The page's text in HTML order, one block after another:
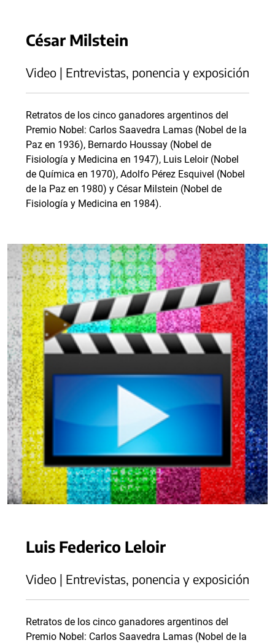
César Milstein
Video | Entrevistas, ponencia y exposición
Retratos de los cinco ganadores argentinos del
Premio Nobel: Carlos Saavedra Lamas (Nobel de la
Paz en 1936), Bernardo Houssay (Nobel de
Fisiología y Medicina en 1947), Luis Leloir (Nobel
de Química en 1970), Adolfo Pérez Esquivel (Nobel
de la Paz en 1980) y César Milstein (Nobel de
Fisiología y Medicina en 1984).
Luis Federico Leloir
Video | Entrevistas, ponencia y exposición
Retratos de los cinco ganadores argentinos del
Premio Nobel: Carlos Saavedra Lamas (Nobel de la